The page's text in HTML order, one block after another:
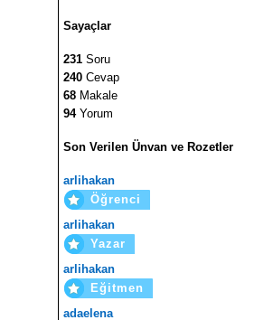
Sayaçlar
231 Soru
240 Cevap
68 Makale
94Yorum
Son Verilen Ünvan ve Rozetler
arlihakan
Öğrenci
arlihakan
Yazar
arlihakan
Eğitmen
adaelena